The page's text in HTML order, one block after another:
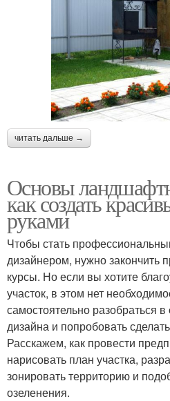
читать дальше →
Основы
как создать
руками
Чтобы стать
дизайнером, нужно закончить
курсы. Но если вы хотите
участок, в этом нет
самостоятельно разобраться
дизайна и попробовать
Расскажем, как провести
нарисовать план участка,
зонировать территорию и
озеленения.